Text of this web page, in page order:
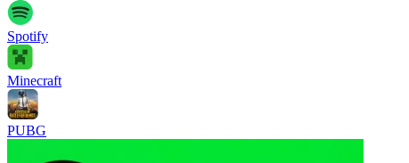
Spotify
Minecraft
PUBG